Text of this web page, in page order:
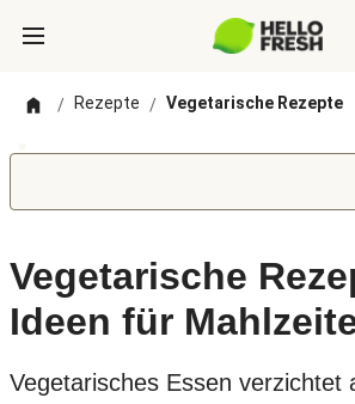
/ Rezepte / Vegetarische Rezepte
Vegetarische
Ideen für
Vegetarisches Essen verzichtet